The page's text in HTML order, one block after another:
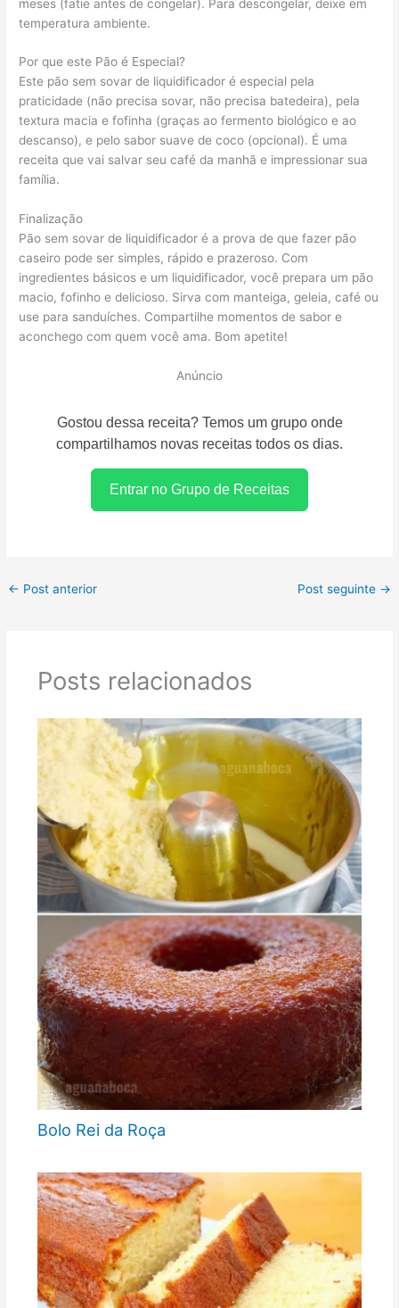
meses (fatie antes de congelar). Para descongelar, deixe em
temperatura ambiente.
Por que este Pão é Especial?
Este pão sem sovar de liquidificador é especial pela
praticidade (não precisa sovar, não precisa batedeira), pela
textura macia e fofinha (graças ao fermento biológico e ao
descanso), e pelo sabor suave de coco (opcional). É uma
receita que vai salvar seu café da manhã e impressionar sua
família.
Finalização
Pão sem sovar de liquidificador é a prova de que fazer pão
caseiro pode ser simples, rápido e prazeroso. Com
ingredientes básicos e um liquidificador, você prepara um pão
macio, fofinho e delicioso. Sirva com manteiga, geleia, café ou
use para sanduíches. Compartilhe momentos de sabor e
aconchego com quem você ama. Bom apetite!
Anúncio
Gostou dessa receita? Temos um grupo onde
compartilhamos novas receitas todos os dias.
Entrar no Grupo de Receitas
← Post anterior Post seguinte →
Posts relacionados
Bolo Rei da Roça